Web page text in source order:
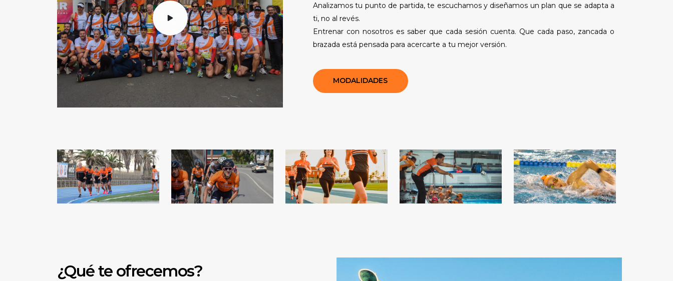
Analizamos tu punto de partida, te escuchamos y diseñamos un plan que se adapta a
ti, no al revés.
Entrenar con nosotros es saber que cada sesión cuenta. Que cada paso, zancada o
brazada está pensada para acercarte a tu mejor versión.
MODALIDADES
¿Qué te ofrecemos?